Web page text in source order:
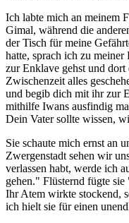
Ich labte mich an meinem
Gimal, während die
der Tisch für meine
hatte, sprach ich zu
zur Enklave gehst und
Zwischenzeit alles
und begib dich mit ihr zur
mithilfe Iwans ausfindig
Dein Vater sollte wissen,
Sie schaute mich ernst an
Zwergenstadt sehen wir
verlassen habt, werde ich
gehen." Flüsternd fügte
Ihr Atem wirkte stockend,
ich hielt sie für einen